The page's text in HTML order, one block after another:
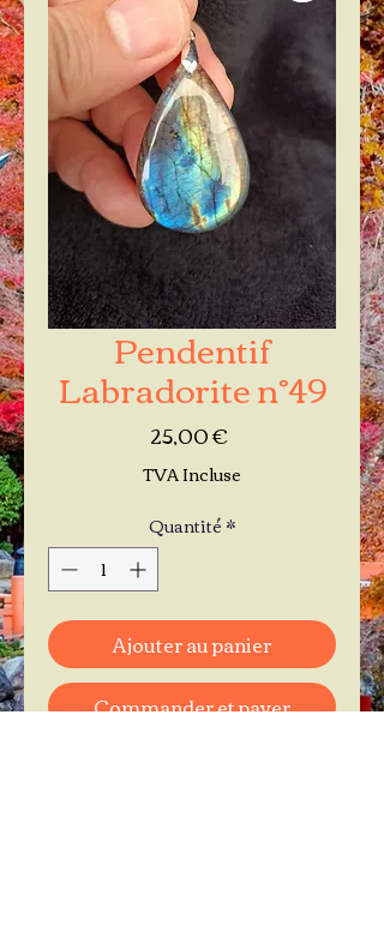
Pendentif
Labradorite n°49
25,00 €Prix
TVA Incluse
Quantité*
Ajouter au panier
Commander et payer